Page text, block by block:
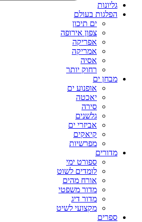
גליונות
הפלגות בעולם
ים תיכון
צפון אירופה
אפריקה
אמריקה
אסיה
רחוק יותר
מבחן ים
אופנוע ים
יאכטה
סירה
גלשנים
אביזרי ים
קיאקים
מפרשיות
מדורים
ספורט ימי
לומדים לשוט
אורח מהים
מדור משפטי
מדור דיג
מקצועי לשיט
ספרים